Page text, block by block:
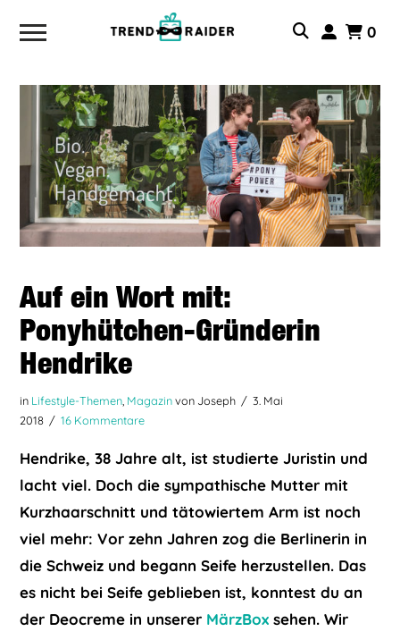
0
Auf ein Wort mit:
Ponyhütchen-Gründerin
Hendrike
in Lifestyle-Themen Magazinvon Joseph
3. Mai
2018
16 Kommentare
Hendrike, 38 Jahre alt, ist studierte Juristin und
lacht viel. Doch die sympathische Mutter mit
Kurzhaarschnitt und tätowiertem Arm ist noch
viel mehr: Vor zehn Jahren zog die Berlinerin in
die Schweiz und begann Seife herzustellen. Das
es nicht bei Seife geblieben ist, konntest du an
der Deocreme in unserer MärzBox sehen. Wir